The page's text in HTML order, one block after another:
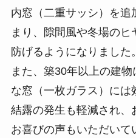
内窓（二重サッシ）を追
まり、隙間風や冬場の
防げるようになりました。
また、築30年以上の建
な窓（一枚ガラス）には
結露の発生も軽減され、
お喜びの声もいただいて